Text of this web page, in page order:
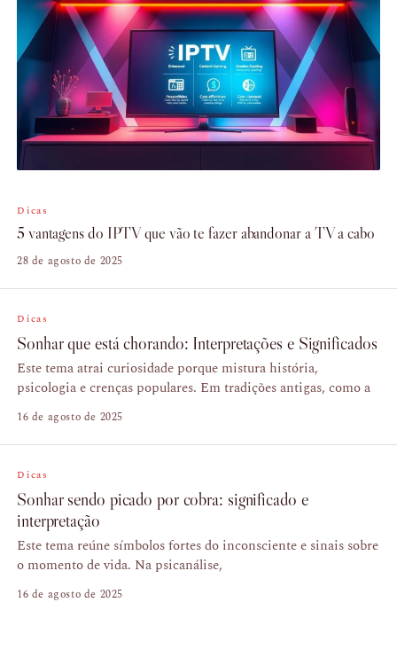
Dicas
5 vantagens do IPTV que vão te fazer abandonar a TV a cabo
28 de agosto de 2025
Dicas
Sonhar que está chorando: Interpretações e Significados
Este tema atrai curiosidade porque mistura história,
psicologia e crenças populares. Em tradições antigas, como a
16 de agosto de 2025
Dicas
Sonhar sendo picado por cobra: significado e
interpretação
Este tema reúne símbolos fortes do inconsciente e sinais sobre
o momento de vida. Na psicanálise,
16 de agosto de 2025